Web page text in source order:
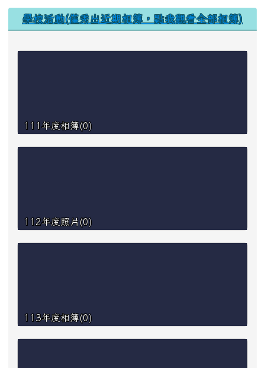
學校活動(僅秀出近期相簿，點我觀看全部相簿)
111年度相簿(0)
112年度照片(0)
113年度相簿(0)